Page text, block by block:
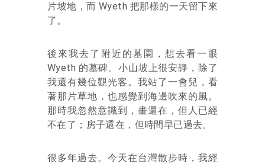
片坡地，而 Wyeth 把那樣的一天留下來
了。
後來我去了附近的墓園，想去看一眼
Wyeth 的墓碑。小山坡上很安靜，除了
我還有幾位觀光客。我站了一會兒，看
著那片草地，也感覺到海邊吹來的風。
那時我忽然意識到，畫還在，但人已經
不在了；房子還在，但時間早已過去。
很多年過去。今天在台灣散步時，我經